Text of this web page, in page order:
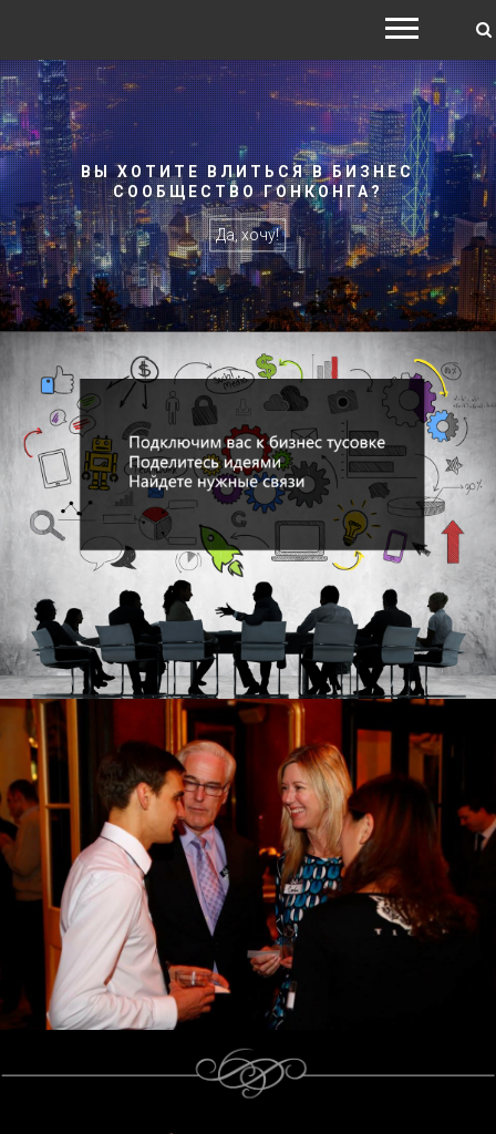
BUSINESS CLUB
HONGKONG
Бизнес сообщество в Гонконге бизнес
комьюнити в Гонконг
ВЫ ХОТИТЕ ВЛИТЬСЯ В БИЗНЕС
СООБЩЕСТВО ГОНКОНГА?
Да, хочу!